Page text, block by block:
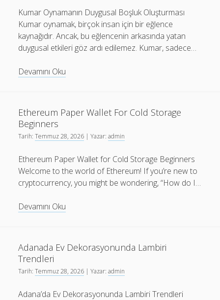
Kumar Oynamanın Duygusal Boşluk Oluşturması
Kumar oynamak, birçok insan için bir eğlence
kaynağıdır. Ancak, bu eğlencenin arkasında yatan
duygusal etkileri göz ardı edilemez. Kumar, sadece…
Devamını Oku
Olusturmasi
Ethereum Paper Wallet For Cold Storage
Beginners
Tarih:Temmuz 28, 2026 | Yazar:admin
Ethereum Paper Wallet for Cold Storage Beginners
Welcome to the world of Ethereum! If you’re new to
cryptocurrency, you might be wondering, “How do I…
Devamını Oku
Cold
Beginners
Adanada Ev Dekorasyonunda Lambiri
Trendleri
Tarih:Temmuz 28, 2026 | Yazar:admin
Adana’da Ev Dekorasyonunda Lambiri Trendleri